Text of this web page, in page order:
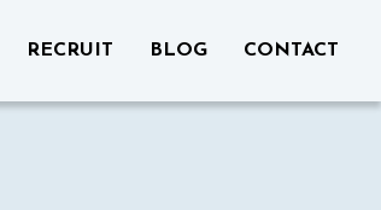
RECRUIT BLOG CONTACT